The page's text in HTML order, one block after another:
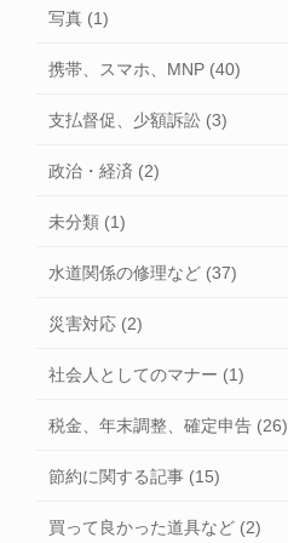
写真 (1)
携帯、スマホ、MNP (40)
支払督促、少額訴訟 (3)
政治・経済 (2)
未分類 (1)
水道関係の修理など (37)
災害対応 (2)
社会人としてのマナー (1)
税金、年末調整、確定申告 (26)
節約に関する記事 (15)
買って良かった道具など (2)